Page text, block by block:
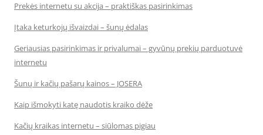
Prekės internetu su akcija – praktiškas pasirinkimas
Įtaka keturkojų išvaizdai – šunų ėdalas
Geriausias pasirinkimas ir privalumai – gyvūnų prekių parduotuvė
internetu
Šunų ir kačių pašarų kainos – JOSERA
Kaip išmokyti katę naudotis kraiko dėže
Kačių kraikas internetu – siūlomas pigiau